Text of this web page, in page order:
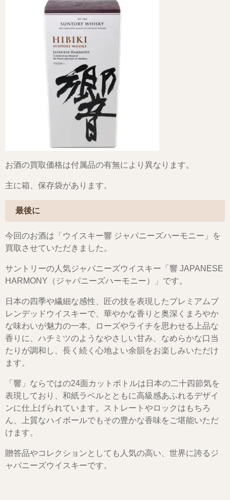
お酒の買取価格は付属品の有無により異なります。
主に箱、保存袋があります。
最後に
今回のお酒は「ウイスキー響 ジャパニーズハーモニー」を
買取させていただきました。
サントリーの人気ジャパニーズウイスキー「響 JAPANESE
HARMONY（ジャパニーズハーモニー）」です。
日本の四季や繊細な感性、匠の技を表現したプレミアムブ
レンデッドウイスキーで、華やかな香りと奥深くまろやか
な味わいが魅力の一本。ローズやライチを思わせる上品な
香りに、ハチミツのようなやさしい甘み、なめらかな口当
たりが調和し、長く続く心地よい余韻をお楽しみいただけ
ます。
「響」ならではの24面カットボトルは日本の二十四節気を
表現しており、和紙ラベルとともに高級感あふれるデザイ
ンに仕上げられています。ストレートやロックはもちろ
ん、上質なハイボールでもその豊かな香味をご堪能いただ
けます。
贈答品やコレクションとしても人気の高い、世界に誇るジ
ャパニーズウイスキーです。